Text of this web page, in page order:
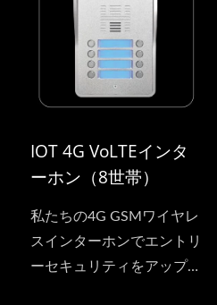
IOT 4G VoLTEインタ
ーホン（8世帯）
私たちの4G GSMワイヤレ
スインターホンでエントリ
ーセキュリティをアップグ